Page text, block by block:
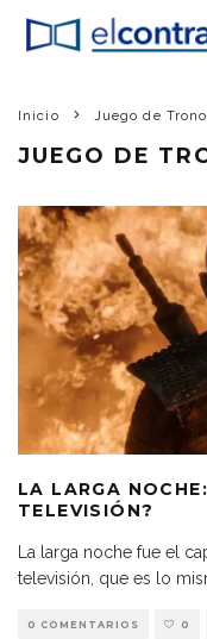
Inicio Juego de
JUEGO DE
LA LARGA
TELEVISIÓN?
La larga noche fue el
televisión, que es lo
0 COMENTARIOS 0